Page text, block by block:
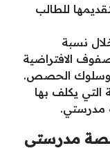
للطالب
نسبة
الافتراضية
وسلوك الحصص.
التي يكلف بها
مدرستي.
مدرستي